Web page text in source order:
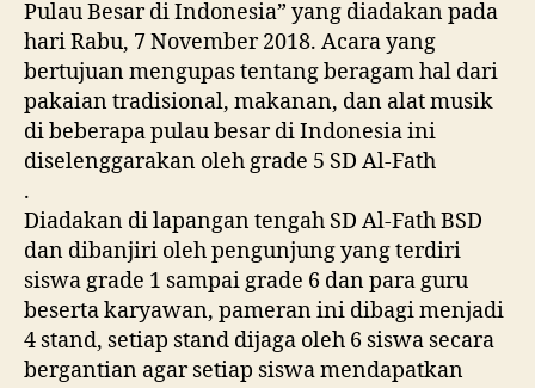
Pulau Besar di Indonesia” yang diadakan pada
hari Rabu, 7 November 2018. Acara yang
bertujuan mengupas tentang beragam hal dari
pakaian tradisional, makanan, dan alat musik
di beberapa pulau besar di Indonesia ini
diselenggarakan oleh grade 5 SD Al-Fath
.
Diadakan di lapangan tengah SD Al-Fath BSD
dan dibanjiri oleh pengunjung yang terdiri
siswa grade 1 sampai grade 6 dan para guru
beserta karyawan, pameran ini dibagi menjadi
4 stand, setiap stand dijaga oleh 6 siswa secara
bergantian agar setiap siswa mendapatkan